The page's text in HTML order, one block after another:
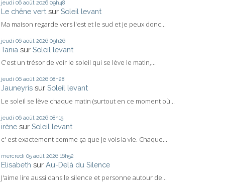
jeudi 06 août 2026 09h48
Le chêne vert sur Soleil levant
Ma maison regarde vers l'est et le sud et je peux donc...
jeudi 06 août 2026 09h26
Tania sur Soleil levant
C'est un trésor de voir le soleil qui se lève le matin,...
jeudi 06 août 2026 08h28
Jauneyris sur Soleil levant
Le soleil se lève chaque matin (surtout en ce moment où...
jeudi 06 août 2026 08h15
irène sur Soleil levant
c' est exactement comme ça que je vois la vie. Chaque...
mercredi 05 août 2026 16h52
Elisabeth sur Au-Delà du Silence
J'aime lire aussi dans le silence et personne autour de...